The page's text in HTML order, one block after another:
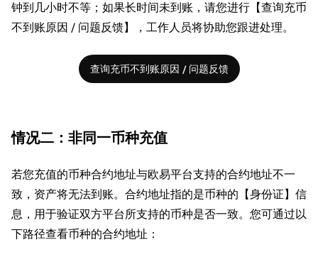
钟到几小时不等；如果长时间未到账，请您进行【查询充币
不到账原因 / 问题反馈】，工作人员将协助您跟进处理。
查询充币不到账原因 / 问题反馈
情况二：非同一币种充值
若您充值的币种合约地址与欧易平台支持的合约地址不一
致，资产将无法到账。合约地址指的是币种的【身份证】信
息，用于验证双方平台所支持的币种是否一致。您可通过以
下路径查看币种的合约地址：